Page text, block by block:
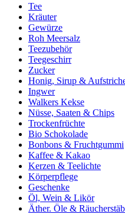
Tee
Kräuter
Gewürze
Roh Meersalz
Teezubehör
Teegeschirr
Zucker
Honig, Sirup &
Ingwer
Walkers Kekse
Nüsse, Saaten & Chips
Trockenfrüchte
Bio Schokolade
Bonbons & Fruchtgummi
Kaffee & Kakao
Kerzen & Teelichte
Körperpflege
Geschenke
Öl, Wein & Likör
Äther. Öle &